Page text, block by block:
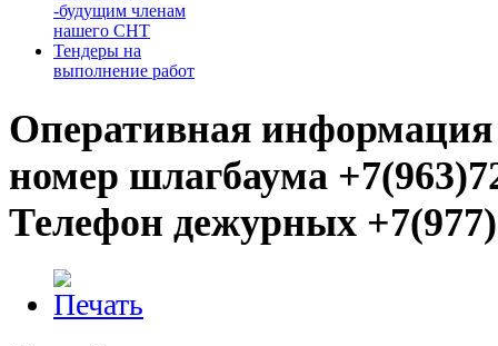
-будущим членам
нашего СНТ
Тендеры на
выполнение работ
Оперативная
номер шлагбаума
Телефон дежурных